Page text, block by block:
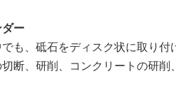
ー
も、砥石をディスク状に取り付
断、研削、コンクリートの研削